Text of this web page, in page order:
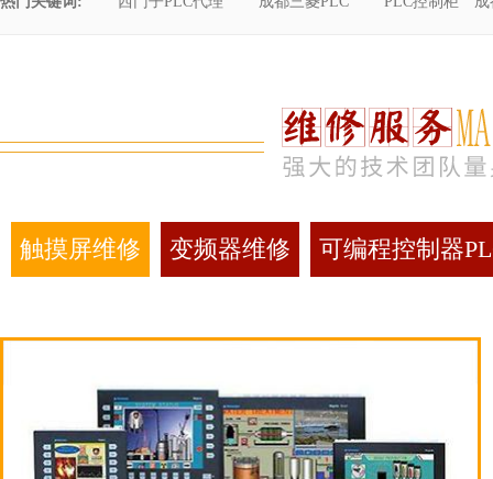
触摸屏维修 变频器维修 可编程控制器